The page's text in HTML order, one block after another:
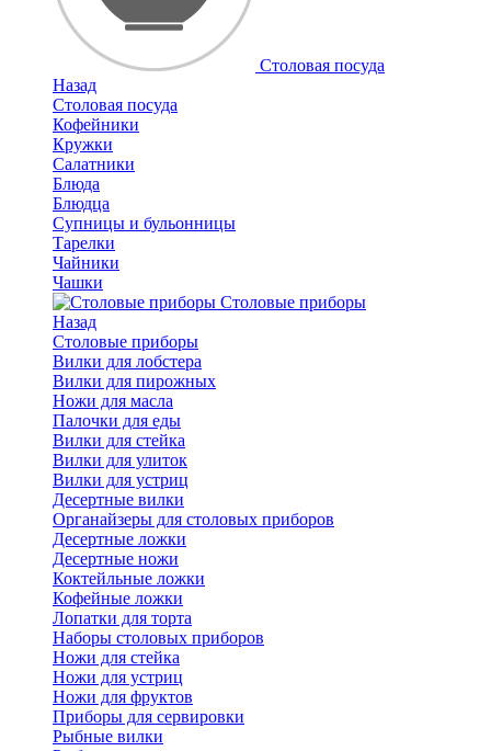
Столовая посуда
Назад
Столовая посуда
Кофейники
Кружки
Салатники
Блюда
Блюдца
Супницы и бульонницы
Тарелки
Чайники
Чашки
Cтоловые приборы
Назад
Cтоловые приборы
Вилки для лобстера
Вилки для пирожных
Ножи для масла
Палочки для еды
Вилки для стейка
Вилки для улиток
Вилки для устриц
Десертные вилки
Органайзеры для столовых приборов
Десертные ложки
Десертные ножи
Коктейльные ложки
Кофейные ложки
Лопатки для торта
Наборы столовых приборов
Ножи для стейка
Ножи для устриц
Ножи для фруктов
Приборы для сервировки
Рыбные вилки